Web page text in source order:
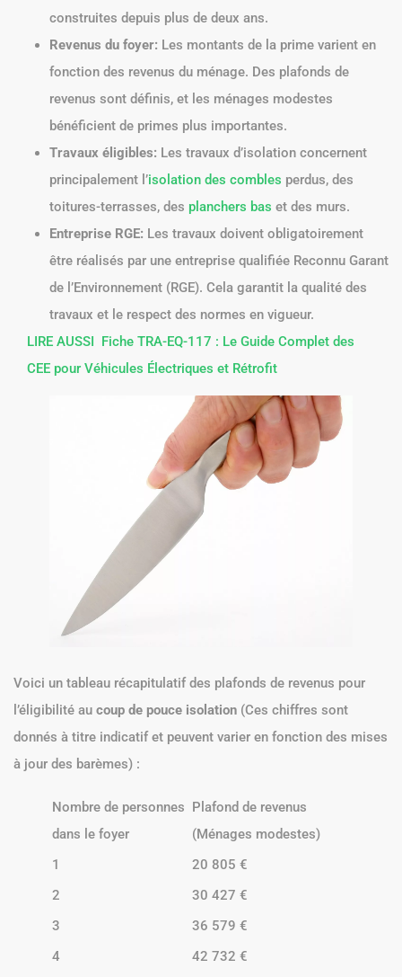
construites depuis plus de deux ans.
Revenus du foyer: Les montants de la prime varient en
fonction des revenus du ménage. Des plafonds de
revenus sont définis, et les ménages modestes
bénéficient de primes plus importantes.
Travaux éligibles: Les travaux d’isolation concernent
principalement l’isolation des combles perdus, des
toitures-terrasses, des planchers bas et des murs.
Entreprise RGE: Les travaux doivent obligatoirement
être réalisés par une entreprise qualifiée Reconnu Garant
de l’Environnement (RGE). Cela garantit la qualité des
travaux et le respect des normes en vigueur.
LIRE AUSSI Fiche TRA-EQ-117 : Le Guide Complet des
CEE pour Véhicules Électriques et Rétrofit
Voici un tableau récapitulatif des plafonds de revenus pour
l’éligibilité au coup de pouce isolation (Ces chiffres sont
donnés à titre indicatif et peuvent varier en fonction des mises
à jour des barèmes) :
Nombre de personnes
dans le foyer
Plafond de revenus
(Ménages modestes)
1
20 805 €
2
30 427 €
3
36 579 €
4
42 732 €